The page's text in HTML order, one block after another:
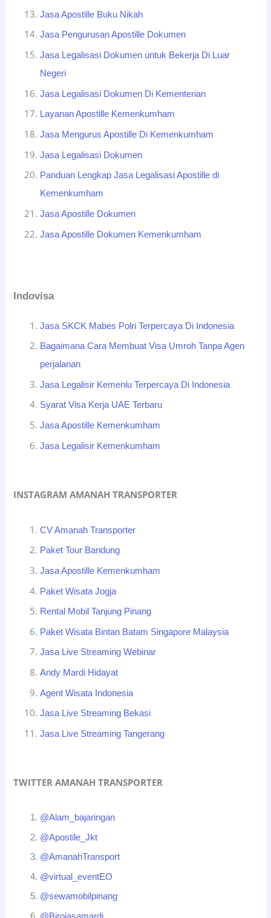
Jasa Apostille Buku Nikah
Jasa Pengurusan Apostille Dokumen
Jasa Legalisasi Dokumen untuk Bekerja Di Luar
Negeri
Jasa Legalisasi Dokumen Di Kementerian
Layanan Apostille Kemenkumham
Jasa Mengurus Apostille Di Kemenkumham
Jasa Legalisasi Dokumen
Panduan Lengkap Jasa Legalisasi Apostille di
Kemenkumham
Jasa Apostille Dokumen
Jasa Apostille Dokumen Kemenkumham
Indovisa
Jasa SKCK Mabes Polri Terpercaya Di Indonesia
Bagaimana Cara Membuat Visa Umroh Tanpa Agen
perjalanan
Jasa Legalisir Kemenlu Terpercaya Di Indonesia
Syarat Visa Kerja UAE Terbaru
Jasa Apostille Kemenkumham
Jasa Legalisir Kemenkumham
INSTAGRAM AMANAH TRANSPORTER
CV Amanah Transporter
Paket Tour Bandung
Jasa Apostille Kemenkumham
Paket Wisata Jogja
Rental Mobil Tanjung Pinang
Paket Wisata Bintan Batam Singapore Malaysia
Jasa Live Streaming Webinar
Andy Mardi Hidayat
Agent Wisata Indonesia
Jasa Live Streaming Bekasi
Jasa Live Streaming Tangerang
TWITTER AMANAH TRANSPORTER
@Alam_bajaringan
@Apostile_Jkt
@AmanahTransport
@virtual_eventEO
@sewamobilpinang